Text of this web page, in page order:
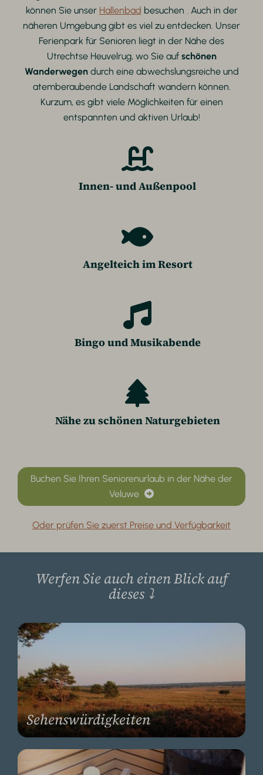
können Sie unser Hallenbad besuchen
Auch in der
näheren Umgebung gibt es viel zu entdecken. Unser
Ferienpark für Senioren liegt in der Nähe des
Utrechtse Heuvelrug, wo Sie auf schönen
Wanderwegendurch eine abwechslungsreiche und
atemberaubende Landschaft wandern können.
Kurzum, es gibt viele Möglichkeiten für einen
entspannten und aktiven Urlaub!
Innen- und Außenpool
Angelteich im Resort
Bingo und Musikabende
Nähe zu schönen Naturgebieten
Buchen Sie Ihren Seniorenurlaub in der Nähe der
Veluwe
Oder prüfen Sie zuerst Preise und Verfügbarkeit
Werfen Sie auch einen Blick auf
dieses ⤵
Sehenswürdigkeiten